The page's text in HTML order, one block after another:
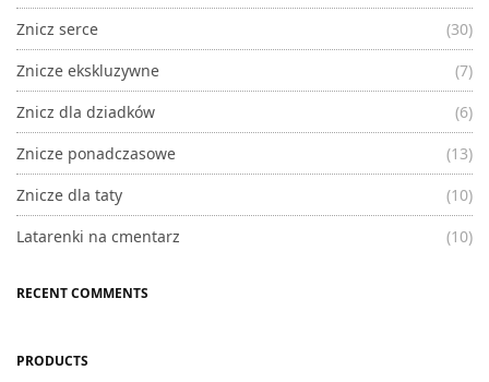
Znicz serce
(30)
Znicze ekskluzywne
(7)
Znicz dla dziadków
(6)
Znicze ponadczasowe
(13)
Znicze dla taty
(10)
Latarenki na cmentarz
(10)
RECENT COMMENTS
PRODUCTS